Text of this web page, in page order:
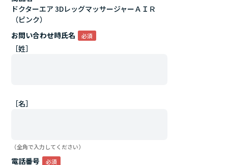
ドクターエア 3DレッグマッサージャーＡＩＲ
（ピンク）
お問い合わせ時氏名
［姓］
［名］
（全角で入力してください）
電話番号